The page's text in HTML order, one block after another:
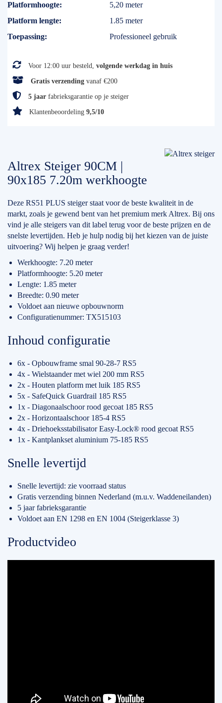
Platformhoogte
5,20 meter
Platform lengte
1.85 meter
Toepassing
Professioneel gebruik
Voor 12:00 uur besteld, volgende werkdag in huis
Gratis verzending vanaf €200
5 jaar fabrieksgarantie op je steiger
Klantenbeoordeling 9,5/10
Altrex Steiger 90CM |
90x185 7.20m werkhoogte
Deze RS51 PLUS steiger staat voor de beste kwaliteit in de
markt, zoals je gewend bent van het premium merk Altrex. Bij ons
vind je alle steigers van dit label terug voor de beste prijzen en de
snelste levertijden. Heb je hulp nodig bij het kiezen van de juiste
uitvoering? Wij helpen je graag verder!
Werkhoogte: 7.20 meter
Platformhoogte: 5.20 meter
Lengte: 1.85 meter
Breedte: 0.90 meter
Voldoet aan nieuwe opbouwnorm
Configuratienummer: TX515103
Inhoud configuratie
6x - Opbouwframe smal 90-28-7 RS5
4x - Wielstaander met wiel 200 mm RS5
2x - Houten platform met luik 185 RS5
5x - SafeQuick Guardrail 185 RS5
1x - Diagonaalschoor rood gecoat 185 RS5
2x - Horizontaalschoor 185-4 RS5
4x - Driehoeksstabilisator Easy-Lock® rood gecoat RS5
1x - Kantplankset aluminium 75-185 RS5
Snelle levertijd
Snelle levertijd: zie voorraad status
Gratis verzending binnen Nederland (m.u.v. Waddeneilanden)
5 jaar fabrieksgarantie
Voldoet aan EN 1298 en EN 1004 (Steigerklasse 3)
Productvideo